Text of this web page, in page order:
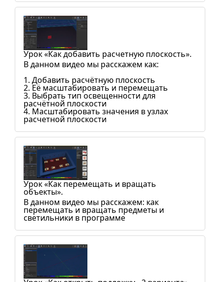
Урок «Как добавить расчетную плоскость».
В данном видео мы расскажем как:
1. Добавить расчётную плоскость
2. Её масштабировать и перемещать
3. Выбрать тип освещенности для
расчётной плоскости
4. Масштабировать значения в узлах
расчетной плоскости
Урок «Как перемещать и вращать
объекты».
В данном видео мы расскажем: как
перемещать и вращать предметы и
светильники в программе